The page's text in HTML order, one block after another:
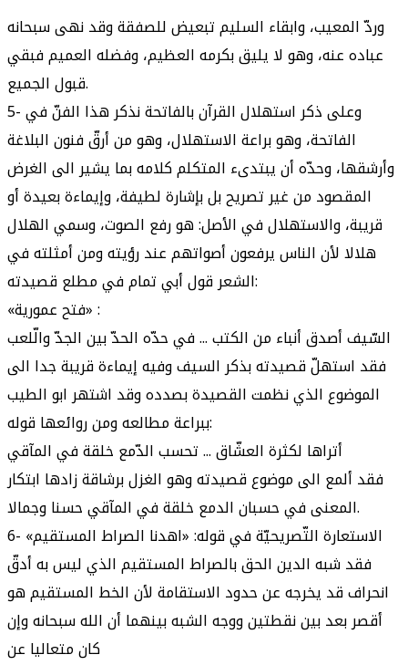
وردّ المعيب، وابقاء السليم تبعيض للصفقة وقد نهى سبحانه
عباده عنه، وهو لا يليق بكرمه العظيم، وفضله العميم فبقي
قبول الجميع.
5- وعلى ذكر استهلال القرآن بالفاتحة نذكر هذا الفنّ في
الفاتحة، وهو براعة الاستهلال، وهو من أرقّ فنون البلاغة
وأرشقها، وحدّه أن يبتدىء المتكلم كلامه بما يشير الى الغرض
المقصود من غير تصريح بل بإشارة لطيفة، وإيماءة بعيدة أو
قريبة، والاستهلال في الأصل: هو رفع الصوت، وسمي الهلال
هلالا لأن الناس يرفعون أصواتهم عند رؤيته ومن أمثلته في
الشعر قول أبي تمام في مطلع قصيدته:
«فتح عمورية» :
السّيف أصدق أنباء من الكتب ... في حدّه الحدّ بين الجدّ والّلعب
فقد استهلّ قصيدته بذكر السيف وفيه إيماءة قريبة جدا الى
الموضوع الذي نظمت القصيدة بصدده وقد اشتهر ابو الطيب
ببراعة مطالعه ومن روائعها قوله:
أتراها لكثرة العشّاق ... تحسب الدّمع خلقة في المآقي
فقد ألمع الى موضوع قصيدته وهو الغزل برشاقة زادها ابتكار
المعنى في حسبان الدمع خلقة في المآقي حسنا وجمالا.
6- الاستعارة التّصريحيّة في قوله: «اهدنا الصراط المستقيم»
فقد شبه الدين الحق بالصراط المستقيم الذي ليس به أدقّ
انحراف قد يخرجه عن حدود الاستقامة لأن الخط المستقيم هو
أقصر بعد بين نقطتين ووجه الشبه بينهما أن الله سبحانه وإن
كان متعاليا عن